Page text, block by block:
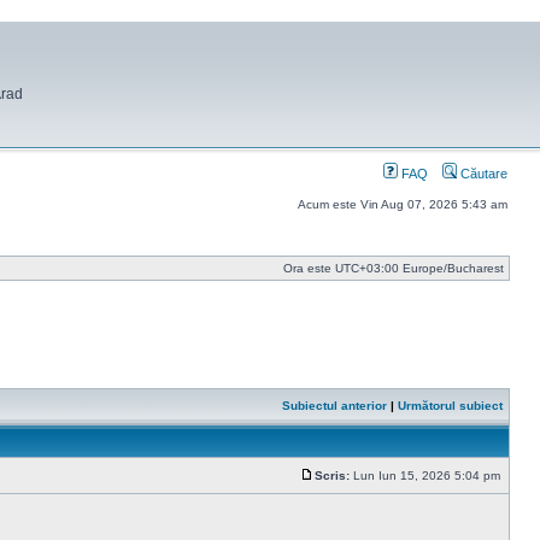
FAQ Căutare
Acum este Vin Aug 07, 2026 5:43 am
Ora este UTC+03:00 Europe/Bucharest
Subiectul anterior | Următorul subiect
Scris: Lun Iun 15, 2026 5:04 pm